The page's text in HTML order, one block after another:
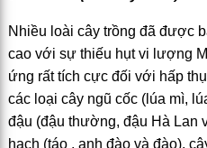
Nhiều loài cây trồng đã được
cao với sự thiếu hụt vi lượng
ứng rất tích cực đối với hấp
các loại cây ngũ cốc (lúa mì,
đậu (đậu thường, đậu Hà Lan
hạch (táo , anh đào và đào),